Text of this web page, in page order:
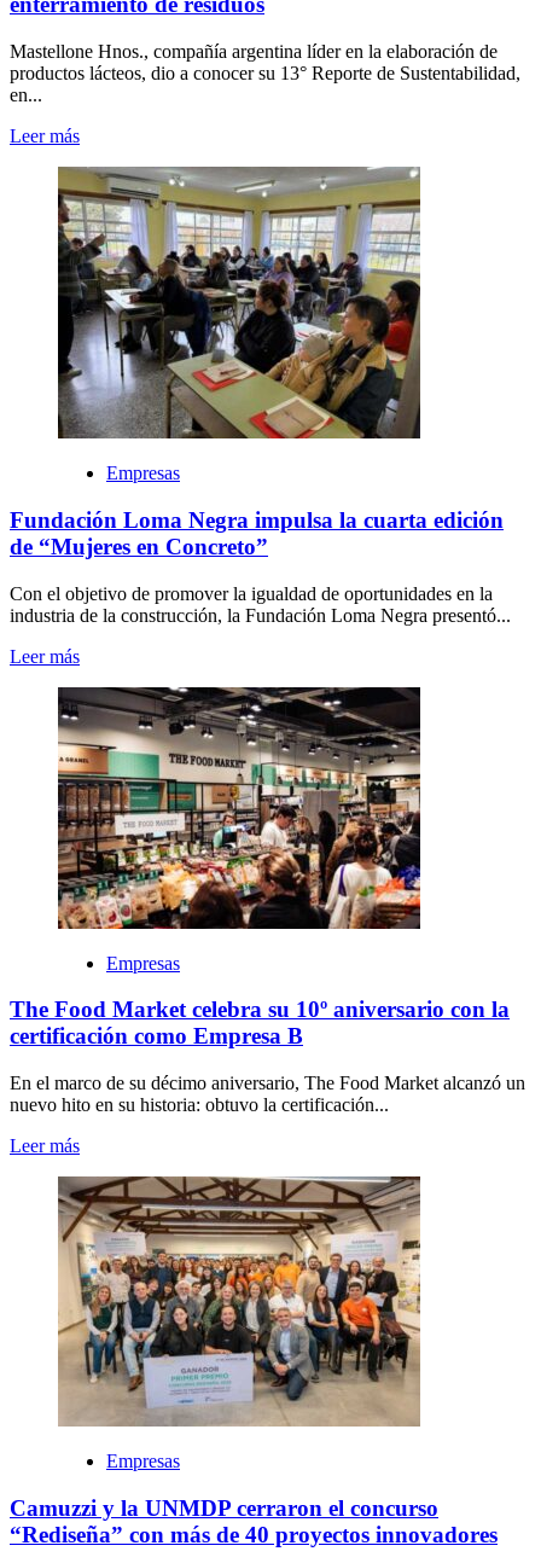
Mastellone Hnos., compañía argentina líder en la elaboración de
productos lácteos, dio a conocer su 13° Reporte de Sustentabilidad,
en...
Leer más
Empresas
Fundación Loma Negra impulsa la cuarta edición
de “Mujeres en Concreto”
Con el objetivo de promover la igualdad de oportunidades en la
industria de la construcción, la Fundación Loma Negra presentó...
Leer más
Empresas
The Food Market celebra su 10º aniversario con la
certificación como Empresa B
En el marco de su décimo aniversario, The Food Market alcanzó un
nuevo hito en su historia: obtuvo la certificación...
Leer más
Empresas
Camuzzi y la UNMDP cerraron el concurso
“Rediseña” con más de 40 proyectos innovadores